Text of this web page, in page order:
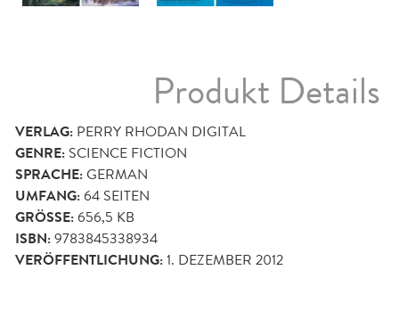
Produkt Details
VERLAG: PERRY RHODAN DIGITAL
GENRE: SCIENCE FICTION
SPRACHE:GERMAN
UMFANG:64 SEITEN
GRÖSSE: 656,5 KB
ISBN:9783845338934
VERÖFFENTLICHUNG:1. DEZEMBER 2012